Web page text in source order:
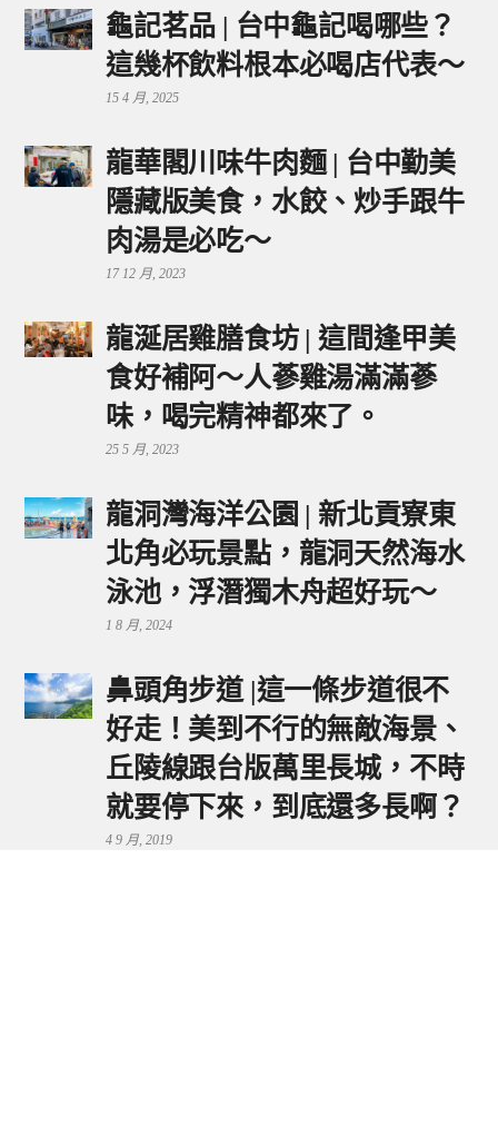
龜記茗品 | 台中龜記喝哪些？
這幾杯飲料根本必喝店代表～
15 4 月, 2025
龍華閣川味牛肉麵 | 台中勤美
隱藏版美食，水餃、炒手跟牛
肉湯是必吃～
17 12 月, 2023
龍涎居雞膳食坊 | 這間逢甲美
食好補阿～人蔘雞湯滿滿蔘
味，喝完精神都來了。
25 5 月, 2023
龍洞灣海洋公園 | 新北貢寮東
北角必玩景點，龍洞天然海水
泳池，浮潛獨木舟超好玩～
1 8 月, 2024
鼻頭角步道 |這一條步道很不
好走！美到不行的無敵海景、
丘陵線跟台版萬里長城，不時
就要停下來，到底還多長啊？
4 9 月, 2019